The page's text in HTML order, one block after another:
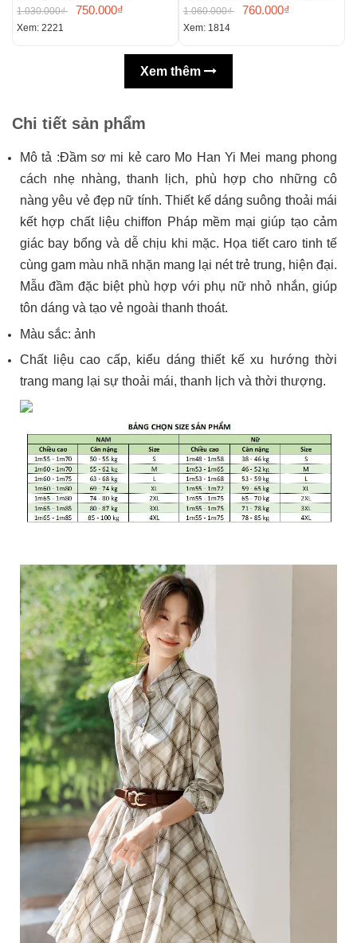
1.030.000₫ 750.000₫
Xem: 2221
1.060.000₫ 760.000₫
Xem: 1814
Xem thêm
Chi tiết sản phẩm
Mô tả :Đầm sơ mi kẻ caro Mo Han Yi Mei mang phong
cách nhẹ nhàng, thanh lịch, phù hợp cho những cô
nàng yêu vẻ đẹp nữ tính. Thiết kế dáng suông thoải mái
kết hợp chất liệu chiffon Pháp mềm mại giúp tạo cảm
giác bay bổng và dễ chịu khi mặc. Họa tiết caro tinh tế
cùng gam màu nhã nhặn mang lại nét trẻ trung, hiện đại.
Mẫu đầm đặc biệt phù hợp với phụ nữ nhỏ nhắn, giúp
tôn dáng và tạo vẻ ngoài thanh thoát.
Màu sắc: ảnh
Chất liệu cao cấp, kiểu dáng thiết kế xu hướng thời
trang mang lại sự thoải mái, thanh lịch và thời thượng.